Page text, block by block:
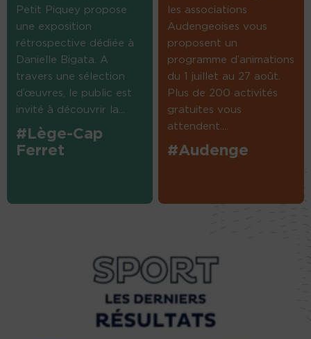
Petit Piquey propose
une exposition
rétrospective dédiée à
Danielle Bigata. A
travers une sélection
d’œuvres, le public est
invité à découvrir la...
#Lège-Cap
Ferret
les associations
Audengeoises vous
proposent un
programme d’animations
du 1 juillet au 27 août.
Plus de 200 activités
gratuites vous
attendent....
#Audenge